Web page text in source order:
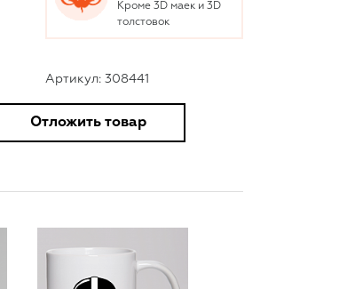
Кроме 3D маек и 3D
толстовок
Артикул: 308441
Отложить товар